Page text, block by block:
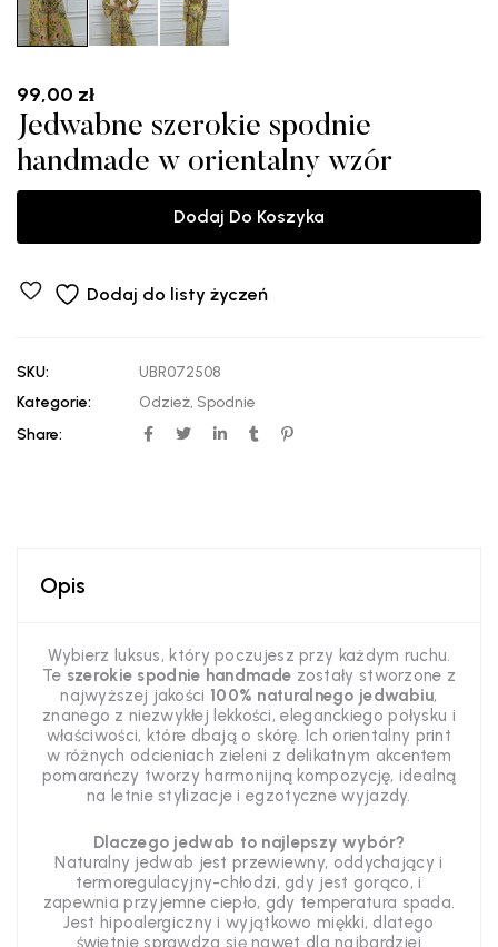
99,00 zł
Jedwabne szerokie spodnie
handmade w orientalny wzór
Dodaj Do Koszyka
Dodaj do listy życzeń
SKU:
UBR072508
Kategorie:
Odzież, Spodnie
Share:
Opis
Wybierz luksus, który poczujesz przy każdym ruchu.
Te szerokie spodnie handmade zostały stworzone z
najwyższej jakości 100% naturalnego jedwabiu,
znanego z niezwykłej lekkości, eleganckiego połysku i
właściwości, które dbają o skórę. Ich orientalny print
w różnych odcieniach zieleni z delikatnym akcentem
pomarańczy tworzy harmonijną kompozycję, idealną
na letnie stylizacje i egzotyczne wyjazdy.
Dlaczego jedwab to najlepszy wybór?
Naturalny jedwab jest przewiewny, oddychający i
termoregulacyjny-chłodzi, gdy jest gorąco, i
zapewnia przyjemne ciepło, gdy temperatura spada.
Jest hipoalergiczny i wyjątkowo miękki, dlatego
świetnie sprawdza się nawet dla najbardziej